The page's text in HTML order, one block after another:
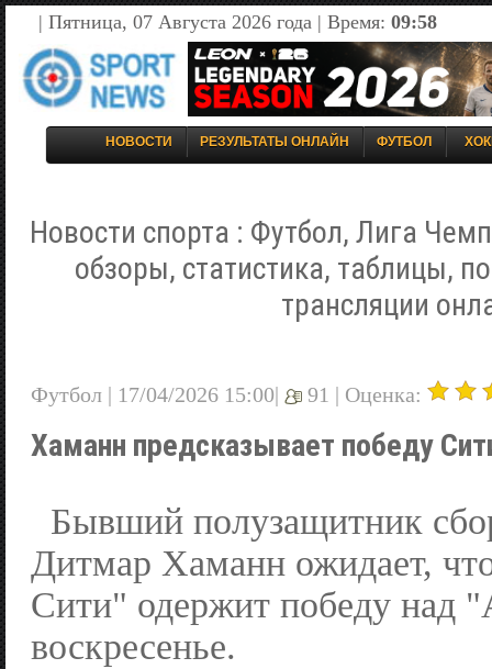
| Пятница, 07 Августа 2026 года | Время: 09:58
НОВОСТИ РЕЗУЛЬТАТЫ ОНЛАЙН ФУТБОЛ
Новости спорта : Футбол, Лига
обзоры, статистика, таблицы,
трансляции
Футбол | 17/04/2026 15:00| 91 | Оценка:
Хаманн предсказывает победу
Бывший полузащитник
Дитмар Хаманн ожидает,
Сити" одержит победу над
воскресенье.